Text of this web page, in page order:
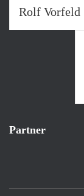
Rolf Vorfeld
Partner